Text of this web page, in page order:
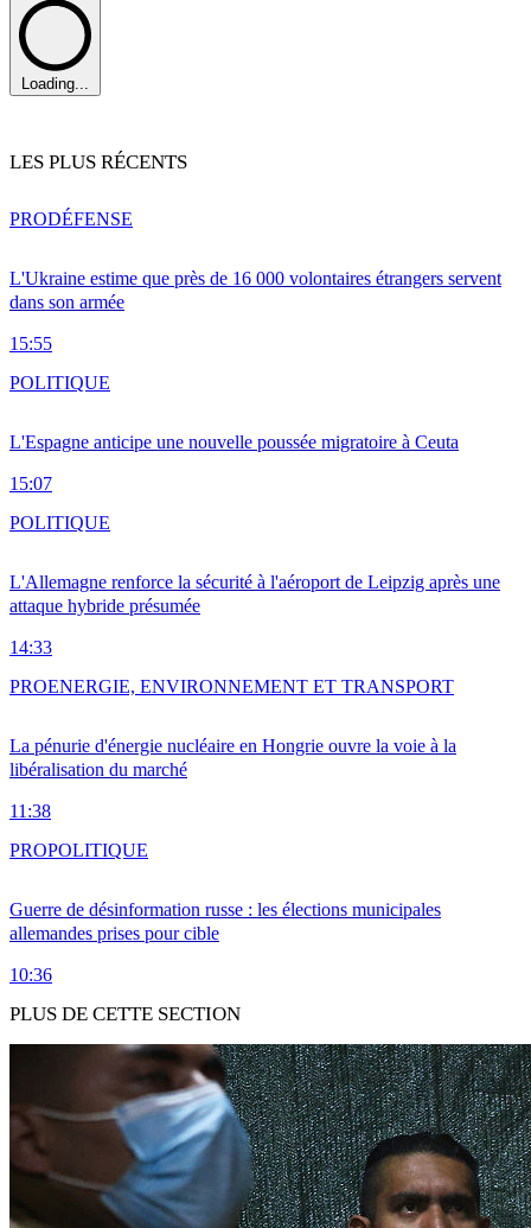
Loading...
LES PLUS RÉCENTS
L'Ukraine estime que près de 16 000 volontaires étrangers servent
dans son armée
15:55
PRODÉFENSE
L'Espagne anticipe une nouvelle poussée migratoire à Ceuta
15:07
POLITIQUE
L'Allemagne renforce la sécurité à l'aéroport de Leipzig après une
attaque hybride présumée
14:33
POLITIQUE
La pénurie d'énergie nucléaire en Hongrie ouvre la voie à la
libéralisation du marché
11:38
PROENERGIE, ENVIRONNEMENT ET TRANSPORT
Guerre de désinformation russe : les élections municipales
allemandes prises pour cible
10:36
PROPOLITIQUE
PLUS DE CETTE SECTION